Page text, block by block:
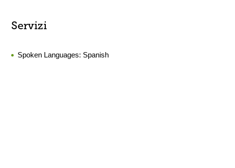
Servizi
Spoken Languages: Spanish